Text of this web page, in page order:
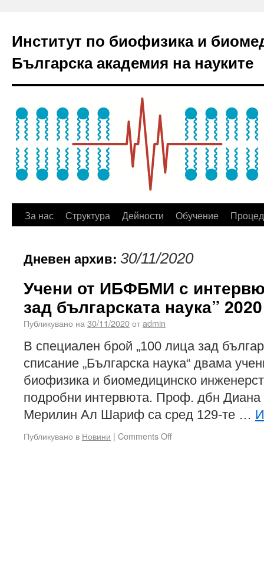
Институт по биофизика и
Българска академия на науките
За нас Структура Дейности Обучение
Дневен архив: 30/11/2020
Учени от ИБФБМИ с
зад българската наука” 2020
Публикувано на 30/11/2020отadmin
В специален брой „100 лица зад
списание „Българска наука“ двама
биофизика и биомедицинско
подробни интервюта. Проф. дбн Диана
Мерилин Ал Шариф са сред 129-те …
Публикувано в Новини | Comments Off